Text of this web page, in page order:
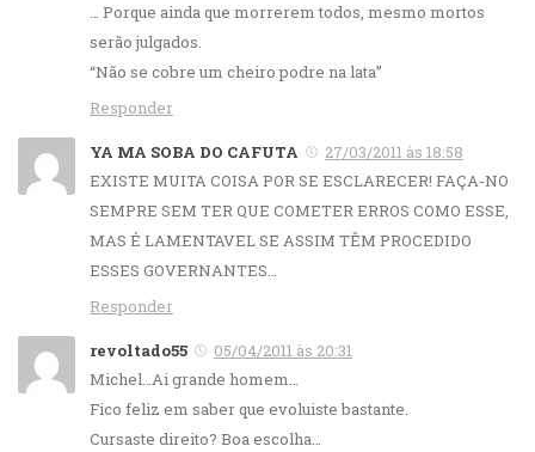
… Porque ainda que morrerem todos, mesmo mortos
serão julgados.
“Não se cobre um cheiro podre na lata”
Responder
YA MA SOBA DO CAFUTA
27/03/2011 às 18:58
EXISTE MUITA COISA POR SE ESCLARECER! FAÇA-NO
SEMPRE SEM TER QUE COMETER ERROS COMO ESSE,
MAS É LAMENTAVEL SE ASSIM TÊM PROCEDIDO
ESSES GOVERNANTES…
Responder
revoltado55
05/04/2011 às 20:31
Michel…Ai grande homem…
Fico feliz em saber que evoluiste bastante.
Cursaste direito? Boa escolha…